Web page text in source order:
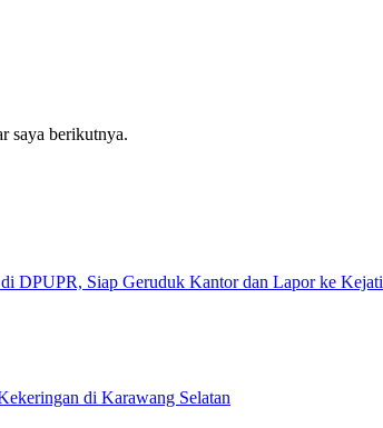
saya berikutnya.
Siap Geruduk Kantor dan Lapor ke Kejati
di Karawang Selatan